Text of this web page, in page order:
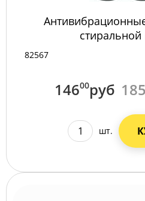
82567
14600руб 185
шт.